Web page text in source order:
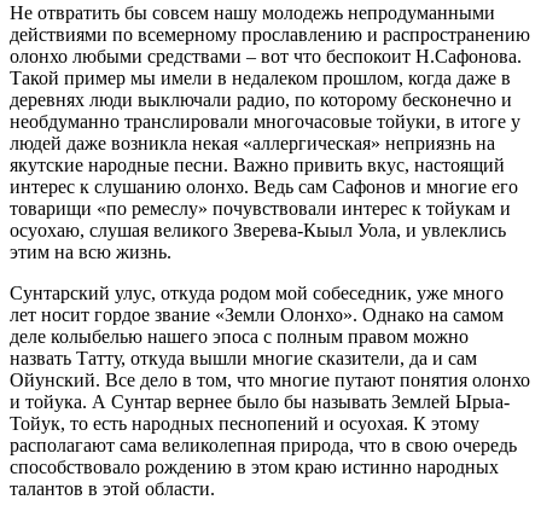
Не отвратить бы совсем нашу молодежь непродуманными
действиями по всемерному прославлению и распространению
олонхо любыми средствами – вот что беспокоит Н.Сафонова.
Такой пример мы имели в недалеком прошлом, когда даже в
деревнях люди выключали радио, по которому бесконечно и
необдуманно транслировали многочасовые тойуки, в итоге у
людей даже возникла некая «аллергическая» неприязнь на
якутские народные песни. Важно привить вкус, настоящий
интерес к слушанию олонхо. Ведь сам Сафонов и многие его
товарищи «по ремеслу» почувствовали интерес к тойукам и
осуохаю, слушая великого Зверева-Кыыл Уола, и увлеклись
этим на всю жизнь.
Сунтарский улус, откуда родом мой собеседник, уже много
лет носит гордое звание «Земли Олонхо». Однако на самом
деле колыбелью нашего эпоса с полным правом можно
назвать Татту, откуда вышли многие сказители, да и сам
Ойунский. Все дело в том, что многие путают понятия олонхо
и тойука. А Сунтар вернее было бы называть Землей Ырыа-
Тойук, то есть народных песнопений и осуохая. К этому
располагают сама великолепная природа, что в свою очередь
способствовало рождению в этом краю истинно народных
талантов в этой области.